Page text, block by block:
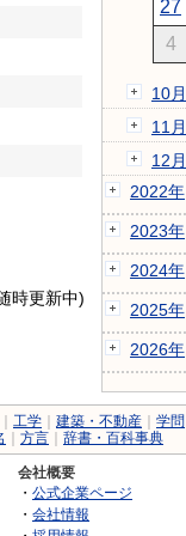
時更新中)
27
4
10月
11月
12月
2022年
2023年
2024年
2025年
2026年
工学 建築・不動産
学問
方言 辞書・百科事典
会社概要
・ 公式企業ページ
・ 会社情報